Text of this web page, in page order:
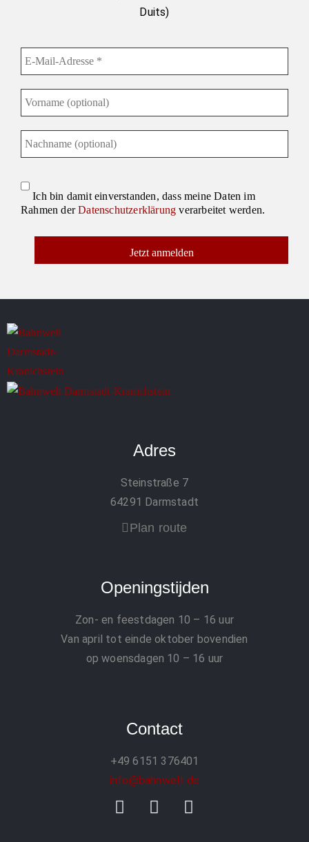
Duits)
Ich bin damit einverstanden, dass meine Daten im
Rahmen derDatenschutzerklärung verarbeitet werden.
Adres
Steinstraße 7
64291 Darmstadt
Plan route
Openingstijden
Zon- en feestdagen 10 – 16 uur
Van april tot einde oktober bovendien
op woensdagen 10 – 16 uur
Contact
+49 6151 376401
info@bahnwelt.de